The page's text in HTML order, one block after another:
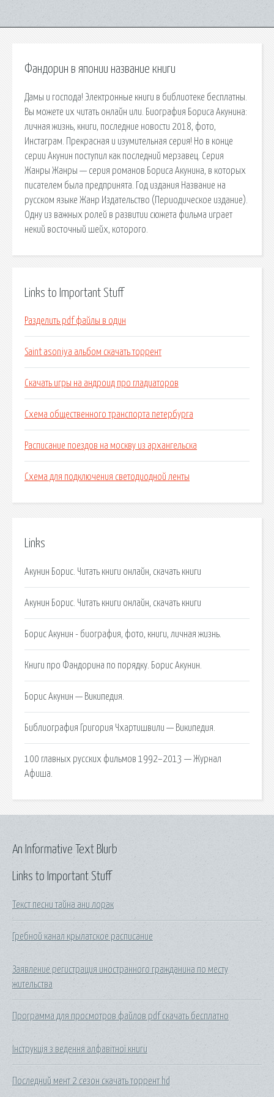
Фандорин в японии название книги
Дамы и господа! Электронные книги в библиотеке бесплатны.
Вы можете их читать онлайн или. Биография Бориса Акунина:
личная жизнь, книги, последние новости 2018, фото,
Инстаграм. Прекрасная и изумительная серия! Но в конце
серии Акунин поступил как последний мерзавец. Серия
Жанры Жанры — серия романов Бориса Акунина, в которых
писателем была предпринята. Год издания Название на
русском языке Жанр Издательство (Периодическое издание).
Одну из важных ролей в развитии сюжета фильма играет
некий восточный шейх, которого.
Links to Important Stuff
Разделить pdf файлы в один
Saint asoniya альбом скачать торрент
Скачать игры на андроид про гладиаторов
Схема общественного транспорта петербурга
Расписание поездов на москву из архангельска
Схема для подключения светодиодной ленты
Links
Акунин Борис. Читать книги онлайн, скачать книги
Акунин Борис. Читать книги онлайн, скачать книги
Борис Акунин - биография, фото, книги, личная жизнь.
Книги про Фандорина по порядку. Борис Акунин.
Борис Акунин — Википедия.
Библиография Григория Чхартишвили — Википедия.
100 главных русских фильмов 1992–2013 — Журнал
Афиша.
Links to Important Stuff
Текст песни тайна ани лорак
Гребной канал крылатское расписание
Заявление регистрация иностранного гражданина по месту
жительства
Программа для просмотров файлов pdf скачать бесплатно
Інструкція з ведення алфавітної книги
Последний мент 2 сезон скачать торрент hd
An Informative Text Blurb